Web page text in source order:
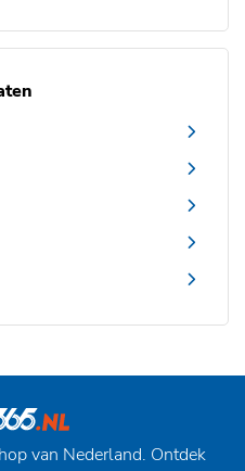
van Nederland. Ontdek